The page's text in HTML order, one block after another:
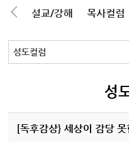
내 설교/강해 목사컬럼
최근등록자료
자유게시판
교회소식
성도컬럼
성
[독후감상} 세상이 감당